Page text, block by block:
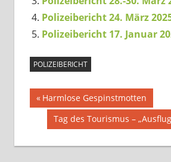
Polizeibericht 24. März
Polizeibericht 17. Januar
POLIZEIBERICHT
Vorheriger
Beitrag:
Harmlose Gespinstmotten
Nächster
Beitrag:
Tag des Tourismus –